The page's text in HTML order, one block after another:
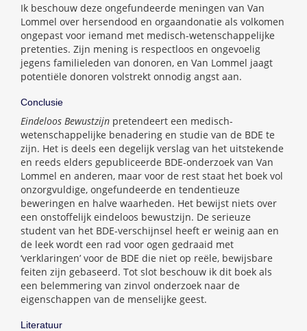
Ik beschouw deze ongefundeerde meningen van Van
Lommel over hersendood en orgaandonatie als volkomen
ongepast voor iemand met medisch-wetenschappelijke
pretenties. Zijn mening is respectloos en ongevoelig
jegens familieleden van donoren, en Van Lommel jaagt
potentiële donoren volstrekt onnodig angst aan.
Conclusie
Eindeloos Bewustzijn pretendeert een medisch-
wetenschappelijke benadering en studie van de BDE te
zijn. Het is deels een degelijk verslag van het uitstekende
en reeds elders gepubliceerde BDE-onderzoek van Van
Lommel en anderen, maar voor de rest staat het boek vol
onzorgvuldige, ongefundeerde en tendentieuze
beweringen en halve waarheden. Het bewijst niets over
een onstoffelijk eindeloos bewustzijn. De serieuze
student van het BDE-verschijnsel heeft er weinig aan en
de leek wordt een rad voor ogen gedraaid met
‘verklaringen’ voor de BDE die niet op reële, bewijsbare
feiten zijn gebaseerd. Tot slot beschouw ik dit boek als
een belemmering van zinvol onderzoek naar de
eigenschappen van de menselijke geest.
Literatuur